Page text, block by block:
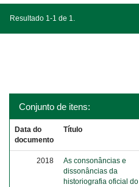
Resultado 1-1 de 1.
Conjunto de itens:
Data do
documento
Título
2018
As consonâncias e
dissonâncias da
historiografia oficial do